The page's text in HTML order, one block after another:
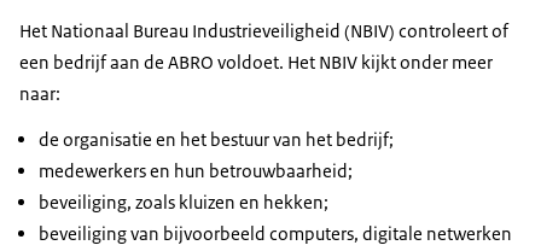
Het Nationaal Bureau Industrieveiligheid (NBIV) controleert of
een bedrijf aan de ABRO voldoet. Het NBIV kijkt onder meer
naar:
de organisatie en het bestuur van het bedrijf;
medewerkers en hun betrouwbaarheid;
beveiliging, zoals kluizen en hekken;
beveiliging van bijvoorbeeld computers, digitale netwerken